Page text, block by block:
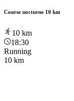
Course nocturne 10 km
10 km
18:30
Running
10 km